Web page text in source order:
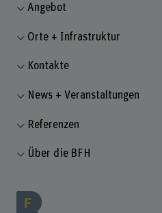
Angebot
Orte + Infrastruktur
Kontakte
News + Veranstaltungen
Referenzen
Über die BFH